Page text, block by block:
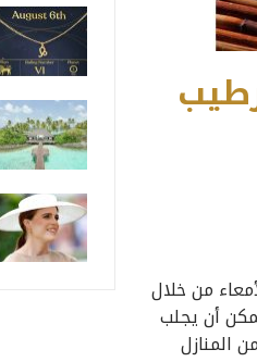
من خلال
أن يجلب
المنازل